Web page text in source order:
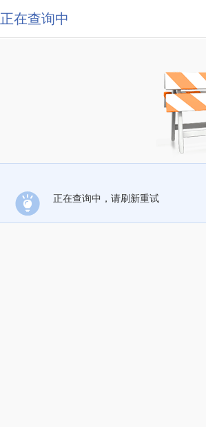
正在查询中
正在查询中，请刷新重试